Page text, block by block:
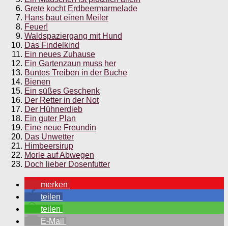
Grete kocht Erdbeermarmelade
Hans baut einen Meiler
Feuer!
Waldspaziergang mit Hund
Das Findelkind
Ein neues Zuhause
Ein Gartenzaun muss her
Buntes Treiben in der Buche
Bienen
Ein süßes Geschenk
Der Retter in der Not
Der Hühnerdieb
Ein guter Plan
Eine neue Freundin
Das Unwetter
Himbeersirup
Morle auf Abwegen
Doch lieber Dosenfutter
merken
teilen
teilen
E-Mail